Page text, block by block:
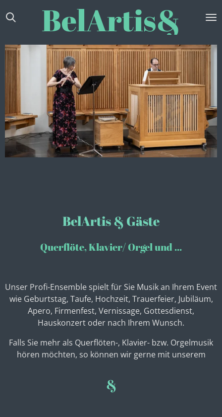
HauptinhaltBelArtis&
BelArtis & Gäste
Querflöte, Klavier/ Orgel und ...
Unser Profi-Ensemble spielt für Sie Musik an Ihrem Event
wie Geburtstag, Taufe, Hochzeit, Trauerfeier, Jubiläum,
Apero, Firmenfest, Vernissage, Gottesdienst,
Hauskonzert oder nach Ihrem Wunsch.
Falls Sie mehr als Querflöten-, Klavier- bzw. Orgelmusik
hören möchten, so können wir gerne mit unserem
&